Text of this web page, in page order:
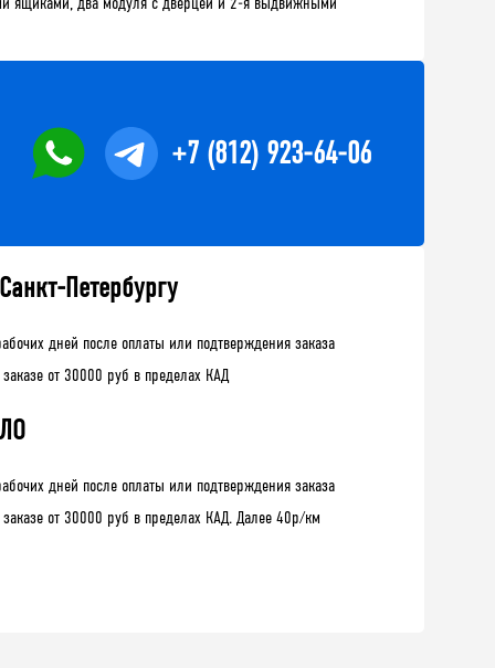
+7 (812) 923-64-06
Петербургу
дней после оплаты или подтверждения заказа
от 30000 руб в пределах КАД
дней после оплаты или подтверждения заказа
заказе от 30000 руб в пределах КАД. Далее 40р/км